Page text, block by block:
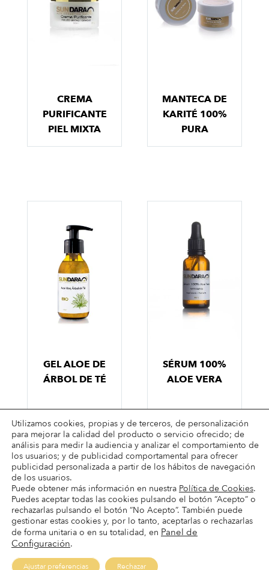
CREMA
PURIFICANTE
PIEL MIXTA
MANTECA DE
KARITÉ 100%
PURA
GEL ALOE DE
ÁRBOL DE TÉ
SÉRUM 100%
ALOE VERA
Términos & condiciones
Condiciones de envío
Condiciones de pago
Utilizamos cookies, propias y de terceros, de personalización
para mejorar la calidad del producto o servicio ofrecido; de
análisis para medir la audiencia y analizar el comportamiento de
los usuarios; y de publicidad comportamental para ofrecer
publicidad personalizada a partir de los hábitos de navegación
de los usuarios.
Puede obtener más información en nuestra Política de Cookies.
Puedes aceptar todas las cookies pulsando el botón “Acepto” o
rechazarlas pulsando el botón “No Acepto”. También puede
gestionar estas cookies y, por lo tanto, aceptarlas o rechazarlas
de forma unitaria o en su totalidad, en Panel de
Configuración.
Rechazar
Ajustar preferencias